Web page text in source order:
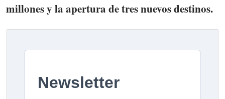
millones y la apertura de tres nuevos destinos.